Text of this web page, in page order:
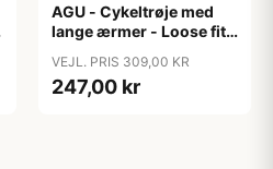
AGU - Cykeltrøje med
lange ærmer - Loose fit -
VEJL. PRIS 309,00 KR
247,00 kr